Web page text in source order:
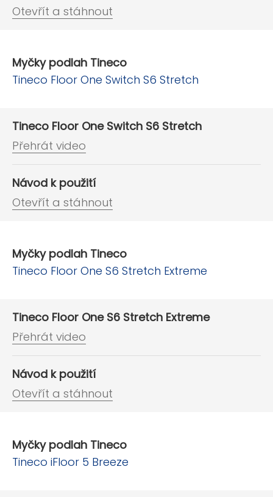
Otevřít a stáhnout
Myčky podlah Tineco
Tineco Floor One Switch S6 Stretch
Tineco Floor One Switch S6 Stretch
Přehrát video
Návod k použití
Otevřít a stáhnout
Myčky podlah Tineco
Tineco Floor One S6 Stretch Extreme
Tineco Floor One S6 Stretch Extreme
Přehrát video
Návod k použití
Otevřít a stáhnout
Myčky podlah Tineco
Tineco iFloor 5 Breeze